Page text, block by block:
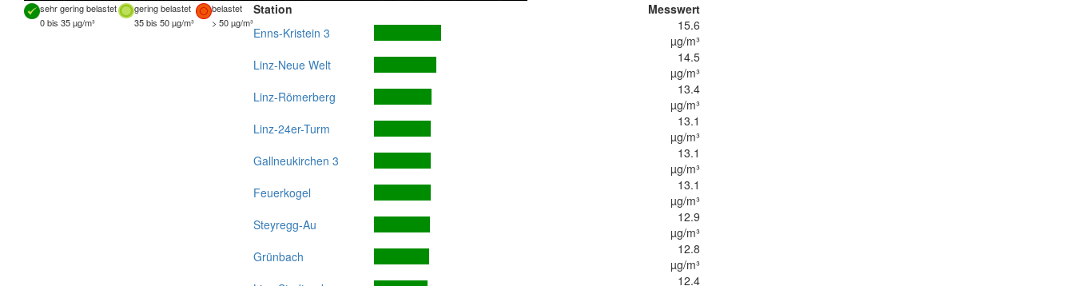
sehr gering belastet gering belastet
belastet
0 bis 35 µg/m³
35 bis 50 µg/m³ > 50 µg/m³
Station
Messwert
Enns-Kristein 3
15.6
µg/m³
Linz-Neue Welt
14.5
µg/m³
Linz-Römerberg
13.4
µg/m³
Linz-24er-Turm
13.1
µg/m³
Gallneukirchen 3
13.1
µg/m³
Feuerkogel
13.1
µg/m³
Steyregg-Au
12.9
µg/m³
Grünbach
12.8
µg/m³
12.4